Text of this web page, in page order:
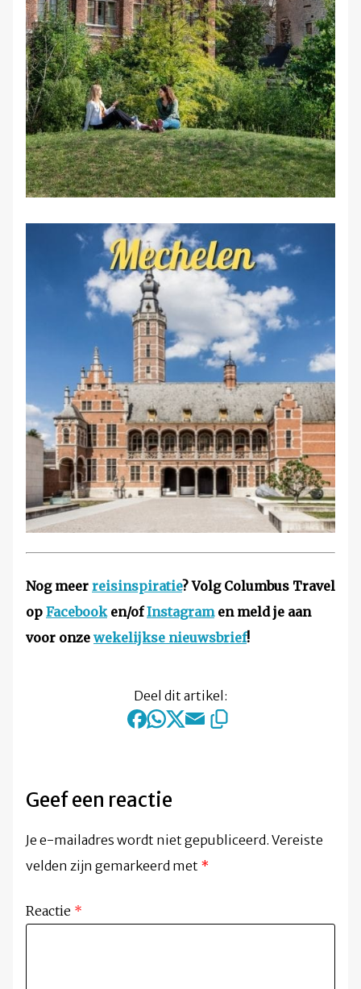
Nog meer reisinspiratie? Volg Columbus Travel
op Facebooken/ofInstagramen meld je aan
voor onze wekelijkse nieuwsbrief!
Deel dit artikel:
Geef een reactie
Je e-mailadres wordt niet gepubliceerd. Vereiste
velden zijn gemarkeerd met *
Reactie *